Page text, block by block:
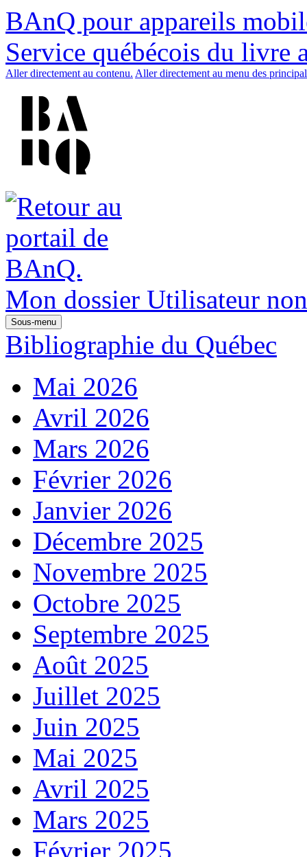
BAnQ pour appareils
Service québécois du livre
Aller directement au contenu. Aller directement au menu des
Mon dossier Utilisateur
Sous-menu
Bibliographie du Québec
Mai 2026
Avril 2026
Mars 2026
Février 2026
Janvier 2026
Décembre 2025
Novembre 2025
Octobre 2025
Septembre 2025
Août 2025
Juillet 2025
Juin 2025
Mai 2025
Avril 2025
Mars 2025
Février 2025